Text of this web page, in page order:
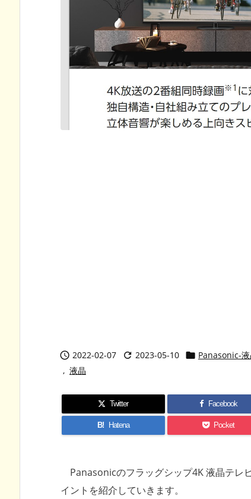
 2022-02-07  2023-05-10  Panasonic-
, 液晶
Twitter Facebook
B! Hatena Pocket
Panasonicのフラッグシップ4K 液晶テレ
イントを紹介していきます。